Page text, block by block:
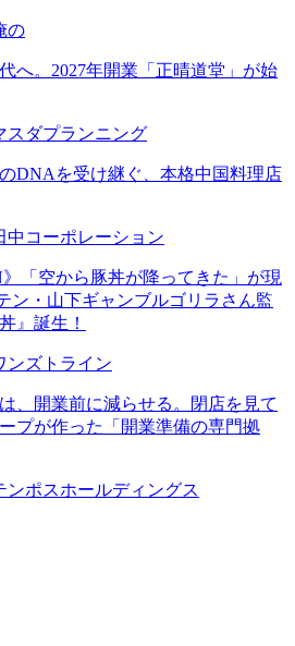
の
へ。2027年開業「正晴道堂」が始
スダプランニング
DNAを受け継ぐ、本格中国料理店
中コーポレーション
》「空から豚丼が降ってきた」が現
ン・山下ギャンブルゴリラさん監
』誕生！
ンズトライン
、開業前に減らせる。閉店を見て
プが作った「開業準備の専門拠
ンポスホールディングス